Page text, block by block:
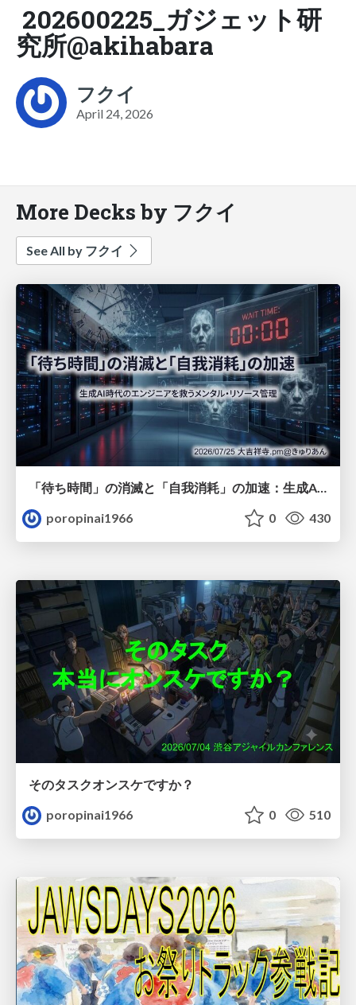
202600225_ガジェット研
究所@akihabara
フクイ
April 24, 2026
More Decks by フクイ
See All by フクイ
「待ち時間」の消滅と「自我消耗」の加速：生成AI時代のエンジニアを救うメンタル・リソース管理
poropinai1966
0 430
そのタスクオンスケですか？
poropinai1966
0 510